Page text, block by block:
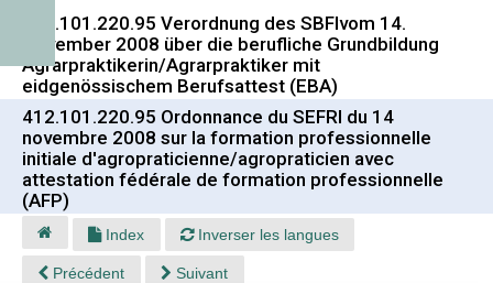
412.101.220.95 Verordnung des SBFIvom 14.
November 2008 über die berufliche Grundbildung
Agrarpraktikerin/Agrarpraktiker mit
eidgenössischem Berufsattest (EBA)
412.101.220.95 Ordonnance du SEFRI du 14
novembre 2008 sur la formation professionnelle
initiale d'agropraticienne/agropraticien avec
attestation fédérale de formation professionnelle
(AFP)
Index Inverser les langues
Précédent Suivant